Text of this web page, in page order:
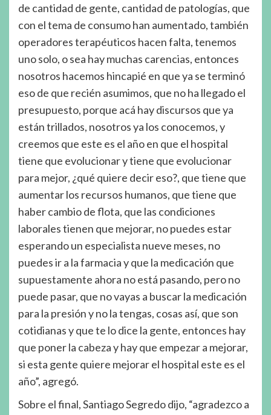
de cantidad de gente, cantidad de patologías, que
con el tema de consumo han aumentado, también
operadores terapéuticos hacen falta, tenemos
uno solo, o sea hay muchas carencias, entonces
nosotros hacemos hincapié en que ya se terminó
eso de que recién asumimos, que no ha llegado el
presupuesto, porque acá hay discursos que ya
están trillados, nosotros ya los conocemos, y
creemos que este es el año en que el hospital
tiene que evolucionar y tiene que evolucionar
para mejor, ¿qué quiere decir eso?, que tiene que
aumentar los recursos humanos, que tiene que
haber cambio de flota, que las condiciones
laborales tienen que mejorar, no puedes estar
esperando un especialista nueve meses, no
puedes ir a la farmacia y que la medicación que
supuestamente ahora no está pasando, pero no
puede pasar, que no vayas a buscar la medicación
para la presión y no la tengas, cosas así, que son
cotidianas y que te lo dice la gente, entonces hay
que poner la cabeza y hay que empezar a mejorar,
si esta gente quiere mejorar el hospital este es el
año”, agregó.
Sobre el final, Santiago Segredo dijo, “agradezco a